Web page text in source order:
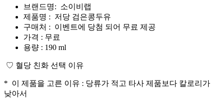
브랜드명: 소이비랩
제품명 : 저당 검은콩두유
구매처 : 이벤트에 당첨 되어 무료 제공
가격 : 무료
용량 : 190 ml
♡ 혈당 친화 선택 이유
* 이 제품을 고른 이유 : 당류가 적고 타사 제품보다 칼로리가
낮아서